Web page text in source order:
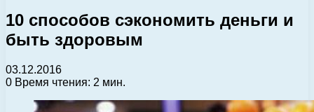
10 способов сэкономить деньги и
быть здоровым
03.12.2016
0 Время чтения: 2 мин.